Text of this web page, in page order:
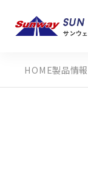
製品情報